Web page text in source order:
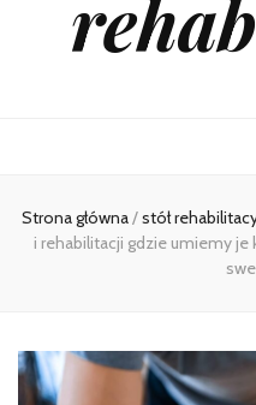
Strona główna/stół
i rehabilitacji gdzie umiemy je